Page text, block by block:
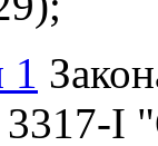
1
I